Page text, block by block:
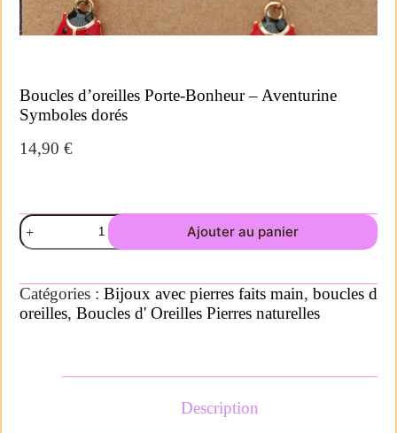
Boucles d’oreilles Porte-Bonheur – Aventurine
Symboles dorés
14,90 €
Ajouter au panier
Catégories : Bijoux avec pierres faits main, boucles d
oreilles, Boucles d' Oreilles Pierres naturelles
Description